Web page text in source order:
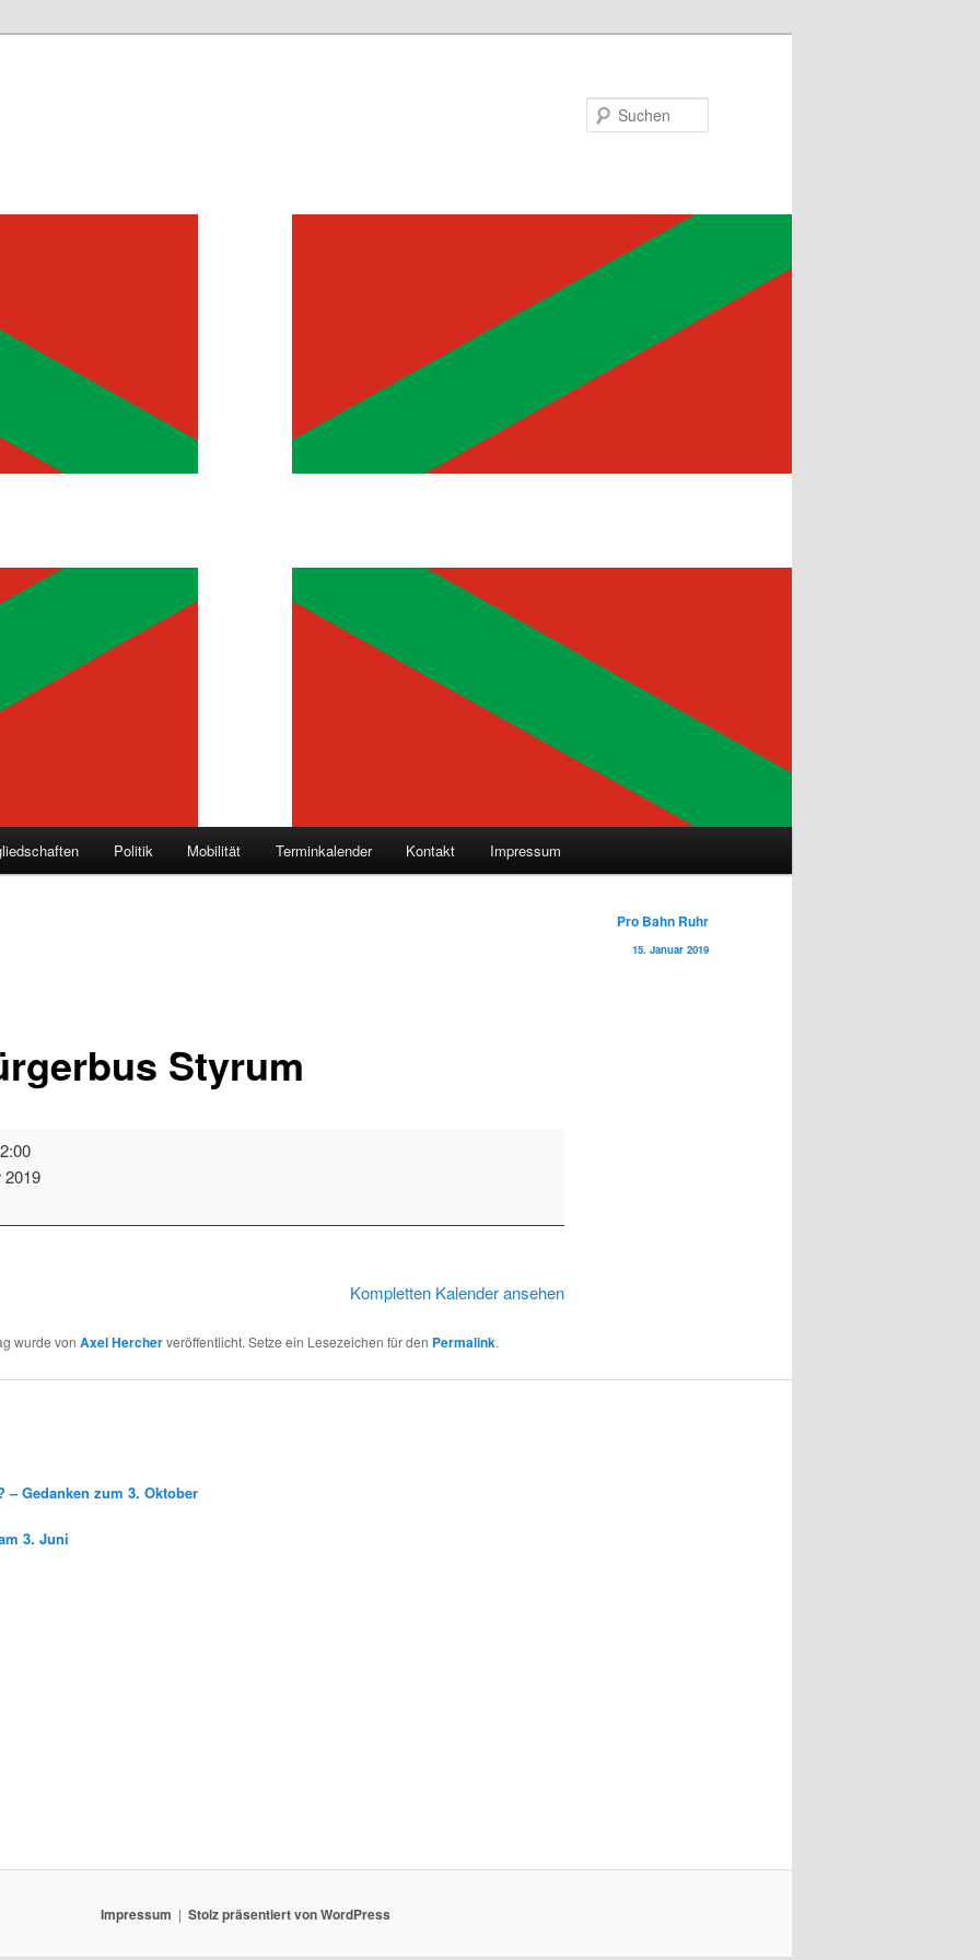
Politik Mobilität Terminkalender Kontakt Impressum
Pro Bahn Ruhr
15. Januar 2019
Styrum
2019
Kompletten Kalender ansehen
wurde von Axel Hercherveröffentlicht. Setze ein Lesezeichen für den Permalink.
Gedanken zum 3. Oktober
3. Juni
Impressum Stolz präsentiert von WordPress